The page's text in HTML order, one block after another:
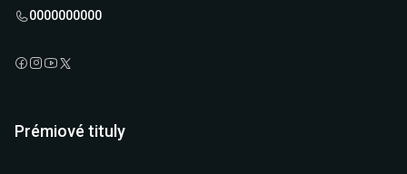
0000000000
Prémiové tituly